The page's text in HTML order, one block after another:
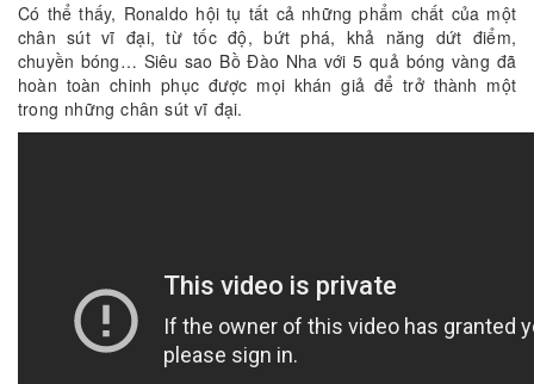
Có thể thấy, Ronaldo hội tụ tất cả những phẩm chất của một
chân sút vĩ đại, từ tốc độ, bứt phá, khả năng dứt điểm,
chuyền bóng… Siêu sao Bồ Đào Nha với 5 quả bóng vàng đã
hoàn toàn chinh phục được mọi khán giả để trở thành một
trong những chân sút vĩ đại.